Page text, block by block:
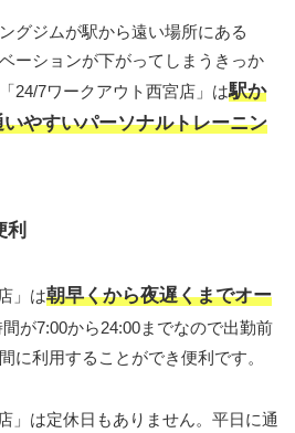
グジムが駅から遠い場所にある
ーションが下がってしまうきっか
24/7ワークアウト西宮店」は駅か
やすいパーソナルトレーニン
利
」は朝早くから夜遅くまでオー
が7:00から24:00までなので出勤前
に利用することができ便利です。
」は定休日もありません。平日に通